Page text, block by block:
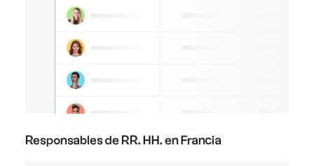
Responsables de RR. HH. en Francia